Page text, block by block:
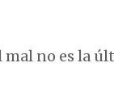
mal no es la